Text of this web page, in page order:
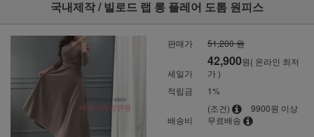
국내제작 / 빌로드 랩 롱 플레어 도톰 원피스
판매가 51,200 원
세일가
42,900원( 온라인 최저
가 )
적립금
1%
배송비
(조건)
9900원 이상
무료배송